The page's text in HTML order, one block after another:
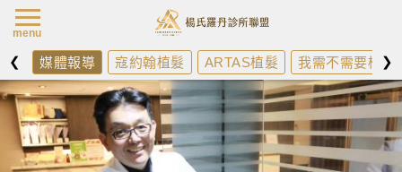
❮ 媒體報導 寇約翰植髮 ARTAS植髮 我需不需要植髮
❯
menu